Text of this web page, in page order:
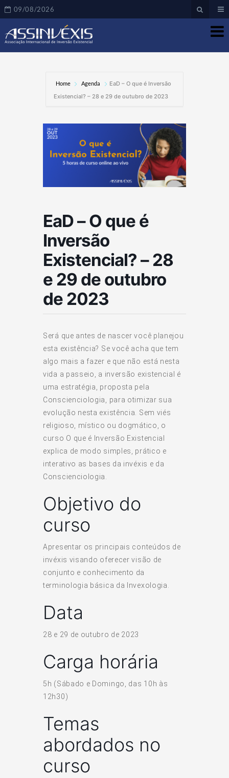
09/08/2026
Home Agenda
EaD – O que é Inversão
Existencial? – 28 e 29 de outubro de 2023
EaD – O que é
Inversão
Existencial? – 28
e 29 de outubro
de 2023
Será que antes de nascer você planejou
esta existência? Se você acha que tem
algo mais a fazer e que não está nesta
vida a passeio, a inversão existencial é
uma estratégia, proposta pela
Conscienciologia, para otimizar sua
evolução nesta existência. Sem viés
religioso, místico ou dogmático, o
curso O que é Inversão Existencial
explica de modo simples, prático e
interativo as bases da invéxis e da
Conscienciologia.
Objetivo do
curso
Apresentar os principais conteúdos de
invéxis visando oferecer visão de
conjunto e conhecimento da
terminologia básica da Invexologia.
Data
28 e 29 de outubro de 2023
Carga horária
5h (Sábado e Domingo, das 10h às
12h30)
Temas
abordados no
curso